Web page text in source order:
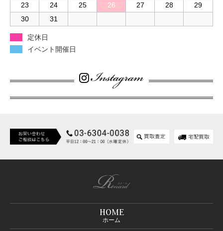
23
24 25 26 27 28
29
30
31
定休日
イベント開催日
HOME
ホーム